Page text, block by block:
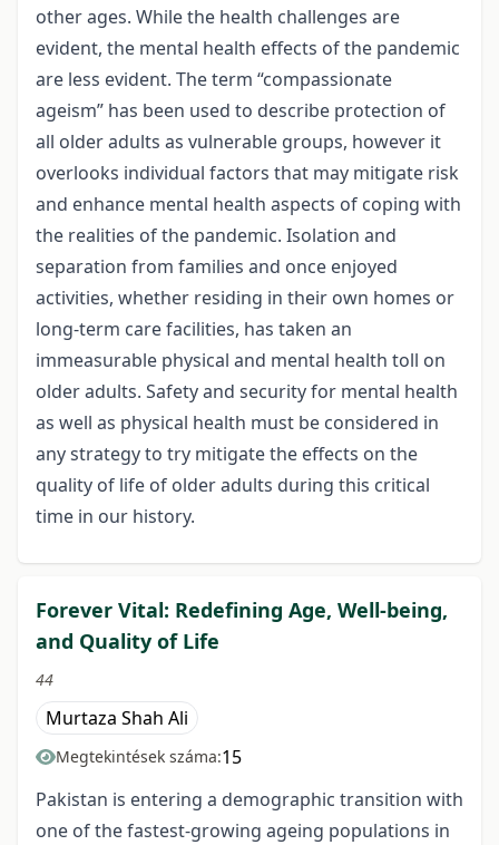
other ages. While the health challenges are
evident, the mental health effects of the pandemic
are less evident. The term “compassionate
ageism” has been used to describe protection of
all older adults as vulnerable groups, however it
overlooks individual factors that may mitigate risk
and enhance mental health aspects of coping with
the realities of the pandemic. Isolation and
separation from families and once enjoyed
activities, whether residing in their own homes or
long-term care facilities, has taken an
immeasurable physical and mental health toll on
older adults. Safety and security for mental health
as well as physical health must be considered in
any strategy to try mitigate the effects on the
quality of life of older adults during this critical
time in our history.
Forever Vital: Redefining Age, Well-being,
and Quality of Life
44
Murtaza Shah Ali
Megtekintések száma:15
Pakistan is entering a demographic transition with
one of the fastest-growing ageing populations in